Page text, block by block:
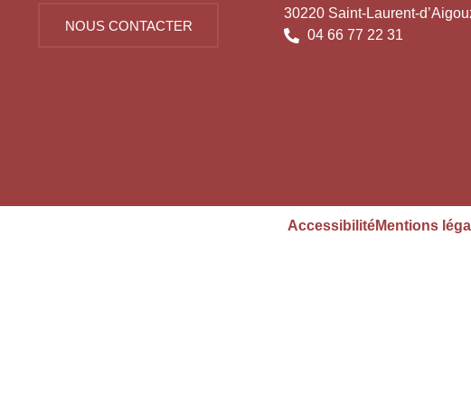
NOUS CONTACTER
30220 Saint-Laurent-
04 66 77 22 31
AccessibilitéMentions